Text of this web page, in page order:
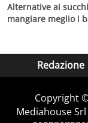
Alternative ai
mangiare meglio i
Redazione
Copyright
Mediahouse Srl